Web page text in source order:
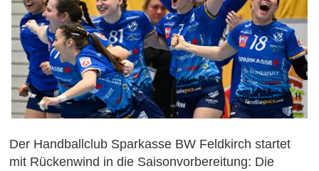
Der Handballclub Sparkasse BW Feldkirch startet
mit Rückenwind in die Saisonvorbereitung: Die